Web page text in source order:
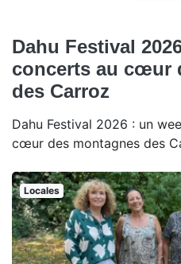
Dahu Festival
concerts au cœur
des Carroz
Dahu Festival 2026 : un
cœur des montagnes des
Locales